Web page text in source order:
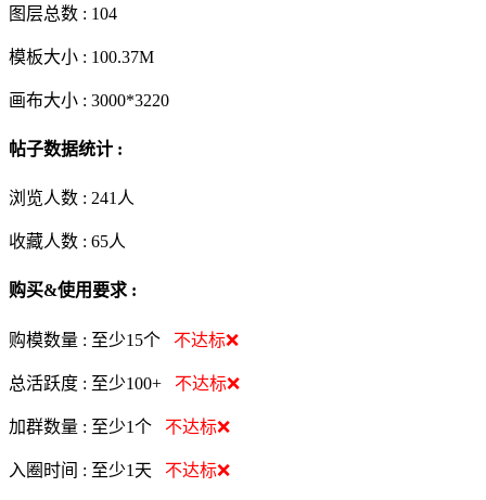
图层总数 : 104
模板大小 : 100.37M
画布大小 : 3000*3220
帖子数据统计 :
浏览人数 : 241人
收藏人数 : 65人
购买&使用要求 :
购模数量 : 至少15个 不达标❌
总活跃度 : 至少100+ 不达标❌
加群数量 : 至少1个 不达标❌
入圈时间 : 至少1天 不达标❌